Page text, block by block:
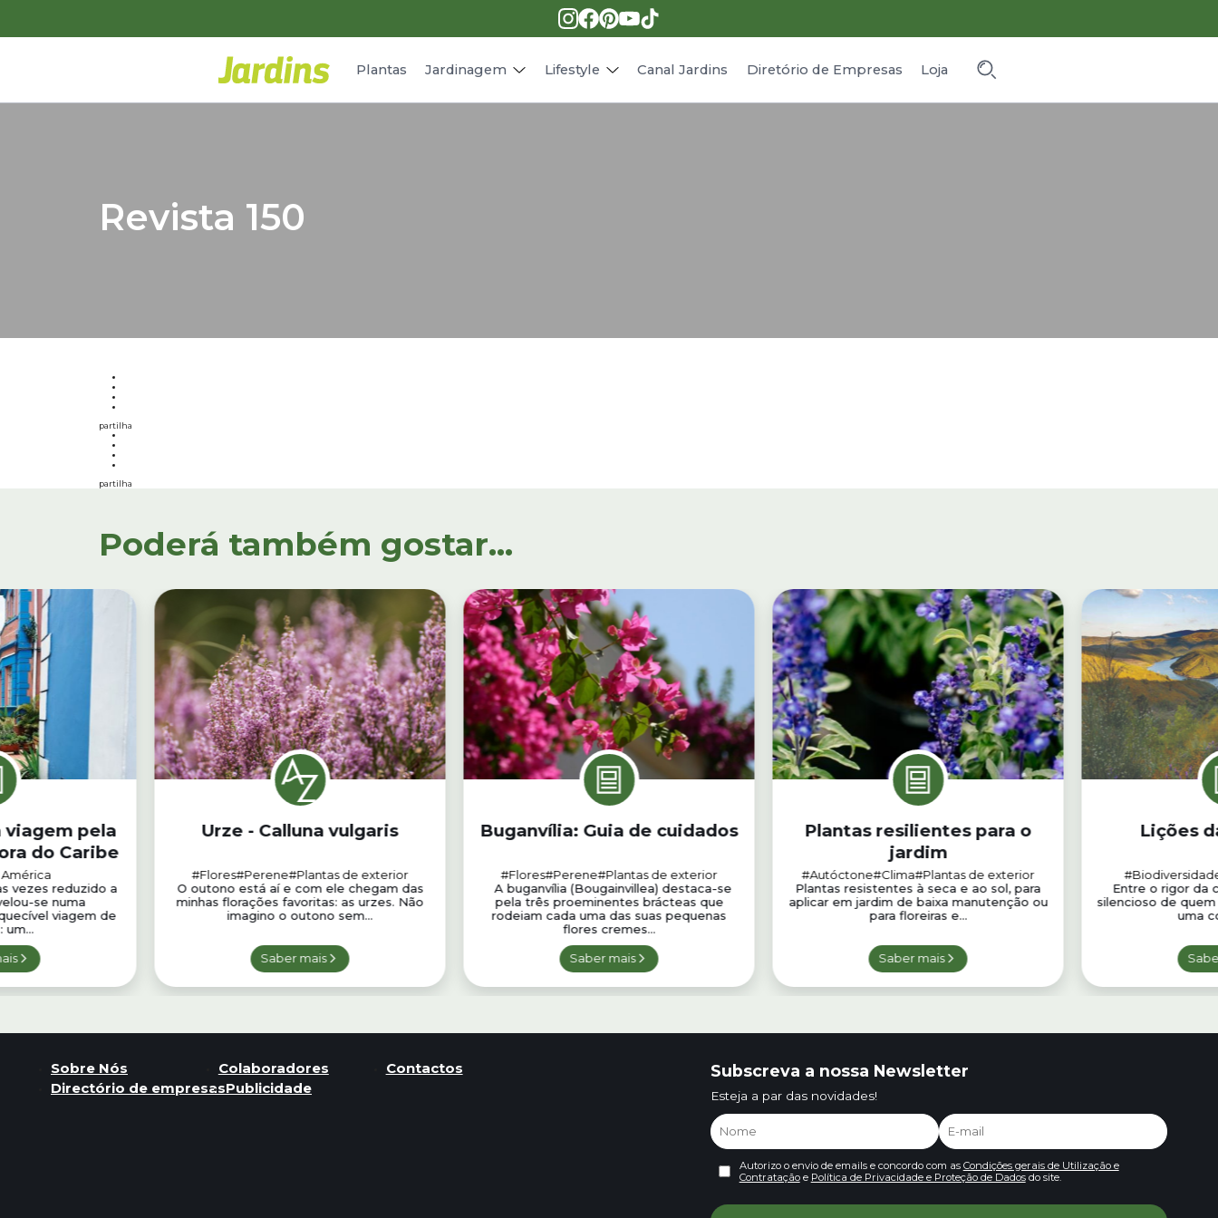
Plantas Jardinagem Lifestyle
Receitas
Canal Jardins Diretório de Empresas Loja
Revista 150
partilha
partilha
Poderá também gostar...
viagem pela
do Caribe
vezes reduzido a
se numa
viagem de
um...
Urze - Calluna vulgaris
#Flores#Perene#Plantas de exterior
O outono está aí e com ele chegam das
minhas florações favoritas: as urzes. Não
imagino o outono sem...
Saber mais
Buganvília: Guia de cuidados
#Flores#Perene#Plantas de exterior
A buganvília (Bougainvillea) destaca-se
pela três proeminentes brácteas que
rodeiam cada uma das suas pequenas
flores cremes...
Saber mais
Plantas resilientes para o
jardim
#Autóctone#Clima#Plantas de exterior
Plantas resistentes à seca e ao sol, para
aplicar em jardim de baixa manutenção ou
para floreiras e...
Saber mais
Lições
Entre o rigor da
silencioso de quem
uma
Sobre Nós Colaboradores
Contactos
Directório de empresasPublicidade
Subscreva a nossa Newsletter
Esteja a par das novidades!
Autorizo o envio de emails e concordo com as Condições gerais de Utilização e
Contrataçãoe Política de Privacidade e Proteção de Dadosdo site.